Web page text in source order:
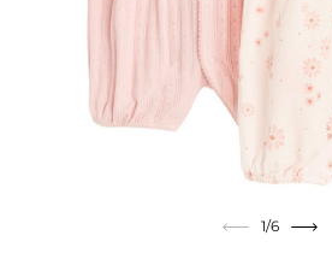
1/6